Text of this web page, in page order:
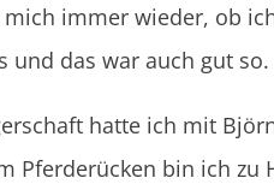
immer wieder, ob
und das war auch gut so.
hatte ich mit
Pferderücken bin ich